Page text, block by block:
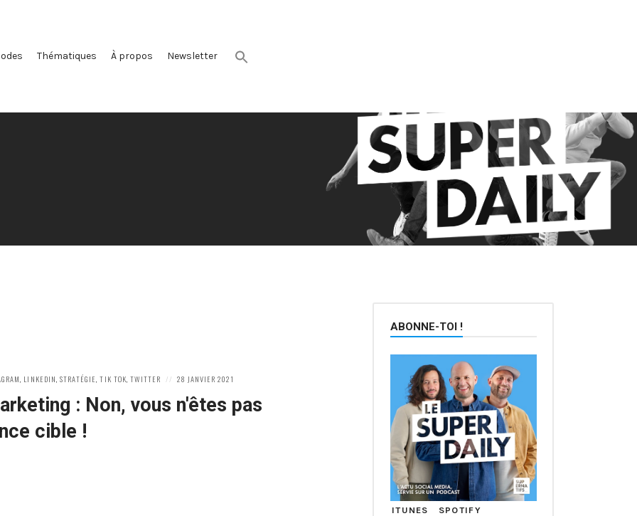
Thématiques À propos Newsletter
LINKEDIN STRATÉGIE ,TIK TOK TWITTER
POSTED
28 JANVIER 2021
: Non, vous n'êtes pas
cible !
ABONNE-TOI !
ITUNES SPOTIFY